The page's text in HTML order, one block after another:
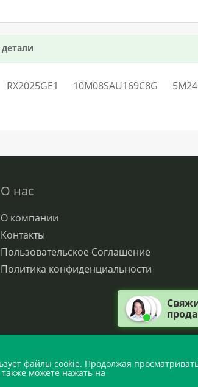
RX2025GE1 10M08SAU169C8G
файлы cookie. Продолжая
можете нажать на
О нас
О компании
Контакты
Пользовательское Соглашение
Политика конфиденциальности